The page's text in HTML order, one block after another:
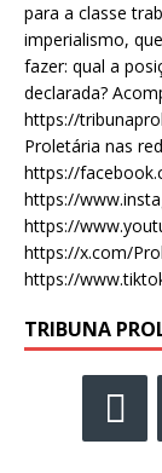
para a classe
imperialismo,
fazer: qual a
declarada?
https://
Proletária nas
https://
https://
https://
https://x.com/
https://
TRIBUNA